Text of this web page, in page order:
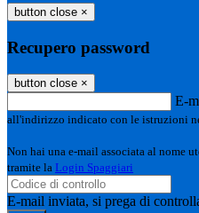
button close ×
Recupero password
button close ×
E-
all'indirizzo indicato con le istruzioni
Non hai una e-mail associata al nome
tramite la Login Spaggiari
E-mail inviata, si prega di